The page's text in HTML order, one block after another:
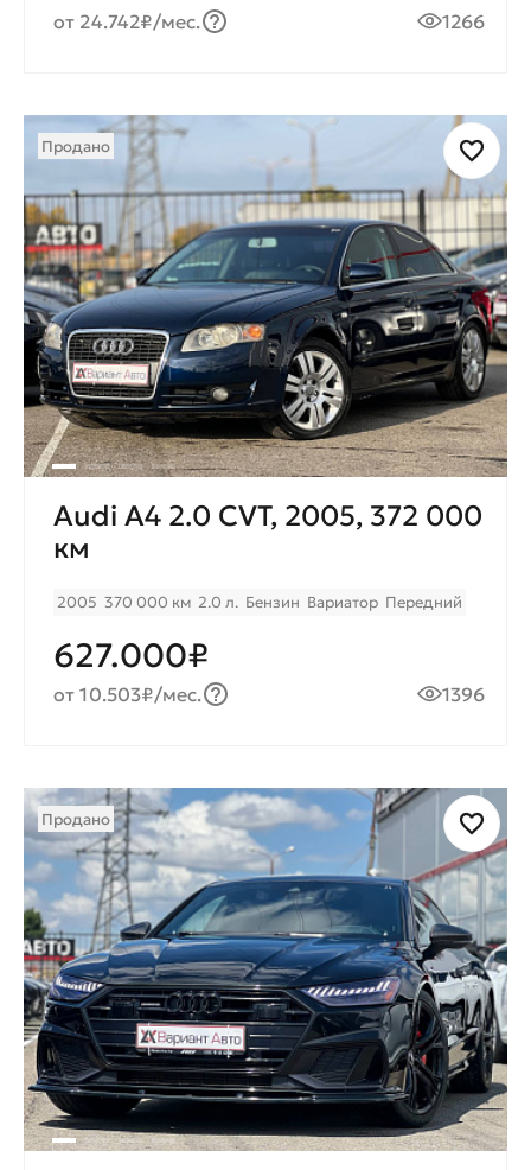
от 24.742₽/мес. 1266
Продано
Audi A4 2.0 CVT, 2005, 372 000
км
2005 370 000 км 2.0 л. Бензин Вариатор Передний
627.000₽
от 10.503₽/мес. 1396
Продано